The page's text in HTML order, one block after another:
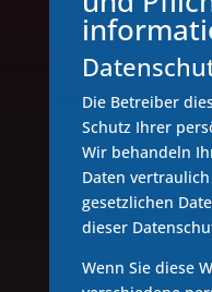
Die Betreiber
Schutz Ihrer
Wir behandeln
Daten
gesetzlichen
dieser
Wenn Sie diese